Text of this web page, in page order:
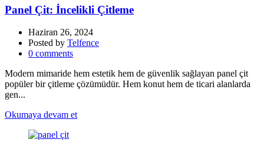
Panel Çit: İncelikli Çitleme
Haziran 26, 2024
Posted by Telfence
0 comments
Modern mimaride hem estetik hem de güvenlik sağlayan panel çit
popüler bir çitleme çözümüdür. Hem konut hem de ticari alanlarda
gen...
Okumaya devam et